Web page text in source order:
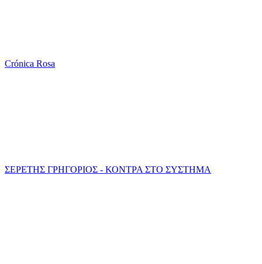
Crónica Rosa
ΣΕΡΕΤΗΣ ΓΡΗΓΟΡΙΟΣ - ΚΟΝΤΡΑ ΣΤΟ ΣΥΣΤΗΜΑ